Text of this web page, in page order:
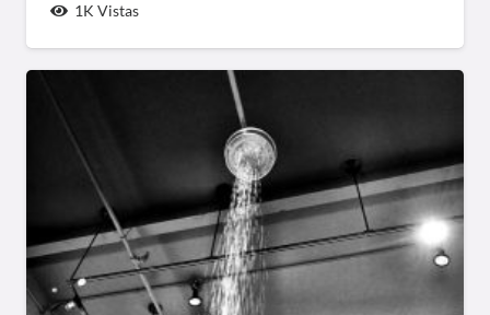
1K Vistas